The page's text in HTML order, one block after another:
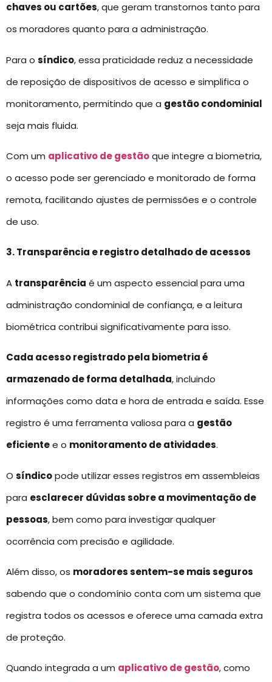
chaves ou cartões, que geram transtornos tanto para
os moradores quanto para a administração.
Para o síndico, essa praticidade reduz a necessidade
de reposição de dispositivos de acesso e simplifica o
monitoramento, permitindo que a gestão condominial
seja mais fluida.
Com um aplicativo de gestãoque integre a biometria,
o acesso pode ser gerenciado e monitorado de forma
remota, facilitando ajustes de permissões e o controle
de uso.
3. Transparência e registro detalhado de acessos
A transparência é um aspecto essencial para uma
administração condominial de confiança, e a leitura
biométrica contribui significativamente para isso.
Cada acesso registrado pela biometria é
armazenado de forma detalhada, incluindo
informações como data e hora de entrada e saída. Esse
registro é uma ferramenta valiosa para a gestão
eficientee o monitoramento de atividades.
O síndicopode utilizar esses registros em assembleias
para esclarecer dúvidas sobre a movimentação de
pessoas, bem como para investigar qualquer
ocorrência com precisão e agilidade.
Além disso, os moradores sentem-se mais seguros
sabendo que o condomínio conta com um sistema que
registra todos os acessos e oferece uma camada extra
de proteção.
Quando integrada a um aplicativo de gestão, como